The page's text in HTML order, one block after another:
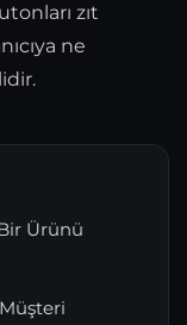
zıt
ne
Ürünü